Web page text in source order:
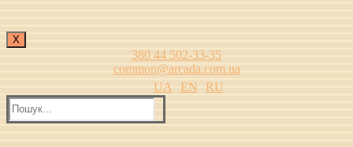
Х
380 44 502-33-35
common@arcada.com.ua
UA
EN
RU
Пошук: